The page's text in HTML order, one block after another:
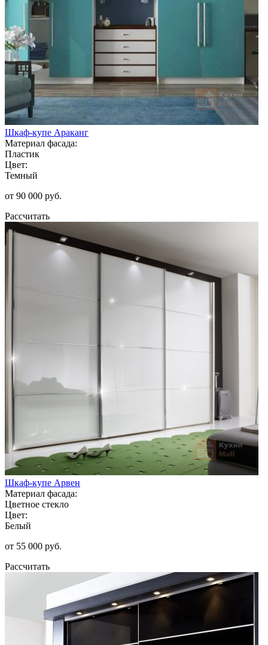
Шкаф-купе Араканг
Материал фасада:
Пластик
Цвет:
Темный
от 90 000 руб.
Рассчитать
Шкаф-купе Арвен
Материал фасада:
Цветное стекло
Цвет:
Белый
от 55 000 руб.
Рассчитать